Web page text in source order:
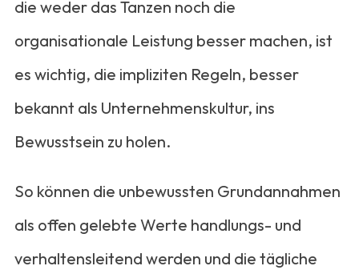
die weder das Tanzen noch die
organisationale Leistung besser machen, ist
es wichtig, die impliziten Regeln, besser
bekannt als Unternehmenskultur, ins
Bewusstsein zu holen.
So können die unbewussten Grundannahmen
als offen gelebte Werte handlungs- und
verhaltensleitend werden und die tägliche